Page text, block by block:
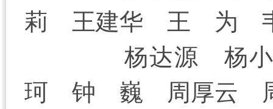
莉 王建华 王 为
杨达源
珂 钟 巍 周厚云